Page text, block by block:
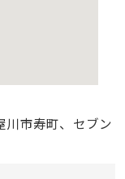
川市寿町、セブン